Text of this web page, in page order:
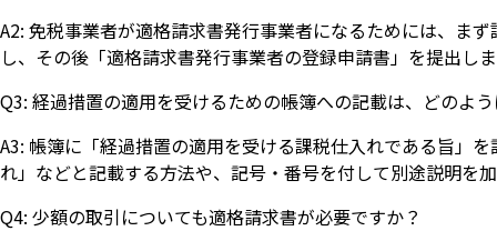
A2: 免税事業者が適格請求書発行事業者になるためには、ま
し、その後「適格請求書発行事業者の登録申請書」を提出し
Q3: 経過措置の適用を受けるための帳簿への記載は、どのよ
A3: 帳簿に「経過措置の適用を受ける課税仕入れである旨」
れ」などと記載する方法や、記号・番号を付して別途説明を
Q4: 少額の取引についても適格請求書が必要ですか？